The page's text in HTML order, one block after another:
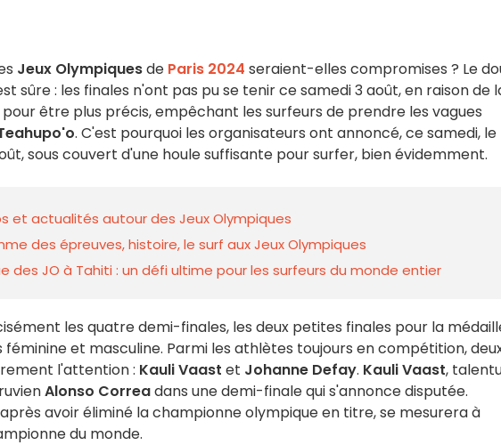
Jeux Olympiquesde Paris 2024 seraient-elles compromises ? Le
sûre : les finales n'ont pas pu se tenir ce samedi 3 août, en raison de
pour être plus précis, empêchant les surfeurs de prendre les vagues
. C'est pourquoi les organisateurs ont annoncé, ce samedi, le
sous couvert d'une houle suffisante pour surfer, bien évidemment.
et actualités autour des Jeux Olympiques
des épreuves, histoire, le surf aux Jeux Olympiques
des JO à Tahiti : un défi ultime pour les surfeurs du monde entier
les quatre demi-finales, les deux petites finales pour la
féminine et masculine. Parmi les athlètes toujours en compétition,
l'attention : Kauli Vaast et Johanne Defay. Kauli Vaast,
Alonso Correadans une demi-finale qui s'annonce disputée.
avoir éliminé la championne olympique en titre, se mesurera à
du monde.